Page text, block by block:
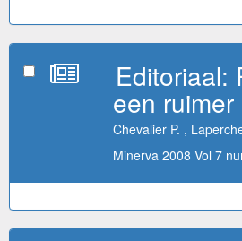
Editoriaal:
een
Chevalier P. ,
Minerva 2008 Vol 7